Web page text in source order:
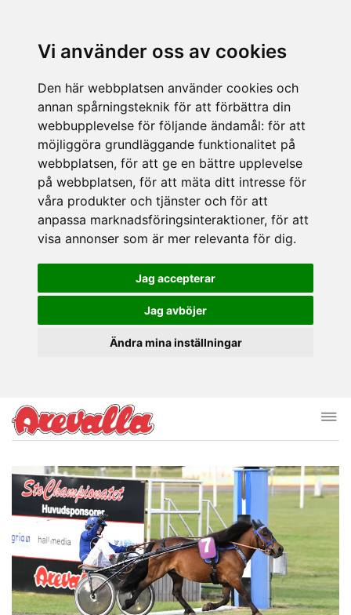
Vi använder oss av cookies
Den här webbplatsen använder cookies och
annan spårningsteknik för att förbättra din
webbupplevelse för följande ändamål: för att
möjliggöra grundläggande funktionalitet på
webbplatsen, för att ge en bättre upplevelse
på webbplatsen, för att mäta ditt intresse för
våra produkter och tjänster och för att
anpassa marknadsföringsinteraktioner, för att
visa annonser som är mer relevanta för dig.
Jag accepterar
Jag avböjer
Ändra mina inställningar